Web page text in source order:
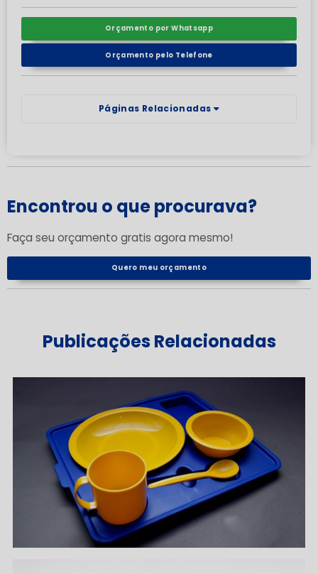
Orçamento por Whatsapp
Orçamento pelo Telefone
Páginas Relacionadas
Encontrou o que procurava?
Faça seu orçamento gratis agora mesmo!
Quero meu orçamento
Publicações Relacionadas